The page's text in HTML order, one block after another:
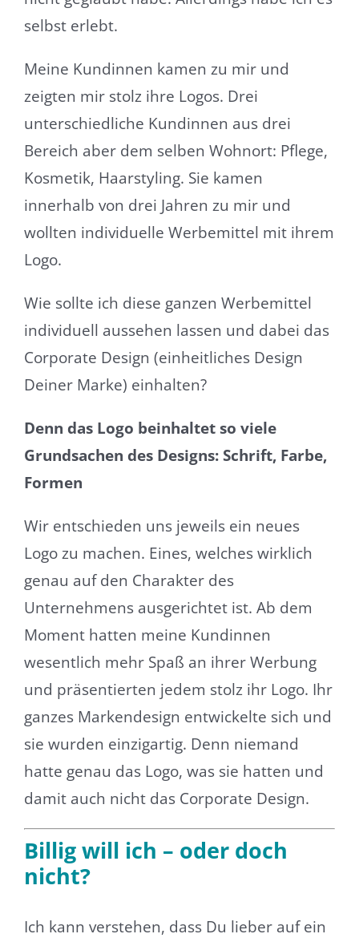
selbst erlebt.
Meine Kundinnen kamen zu mir und
zeigten mir stolz ihre Logos. Drei
unterschiedliche Kundinnen aus drei
Bereich aber dem selben Wohnort: Pflege,
Kosmetik, Haarstyling. Sie kamen
innerhalb von drei Jahren zu mir und
wollten individuelle Werbemittel mit ihrem
Logo.
Wie sollte ich diese ganzen Werbemittel
individuell aussehen lassen und dabei das
Corporate Design (einheitliches Design
Deiner Marke) einhalten?
Denn das Logo beinhaltet so viele
Grundsachen des Designs: Schrift, Farbe,
Formen
Wir entschieden uns jeweils ein neues
Logo zu machen. Eines, welches wirklich
genau auf den Charakter des
Unternehmens ausgerichtet ist. Ab dem
Moment hatten meine Kundinnen
wesentlich mehr Spaß an ihrer Werbung
und präsentierten jedem stolz ihr Logo. Ihr
ganzes Markendesign entwickelte sich und
sie wurden einzigartig. Denn niemand
hatte genau das Logo, was sie hatten und
damit auch nicht das Corporate Design.
Billig will ich – oder doch
nicht?
Ich kann verstehen, dass Du lieber auf ein